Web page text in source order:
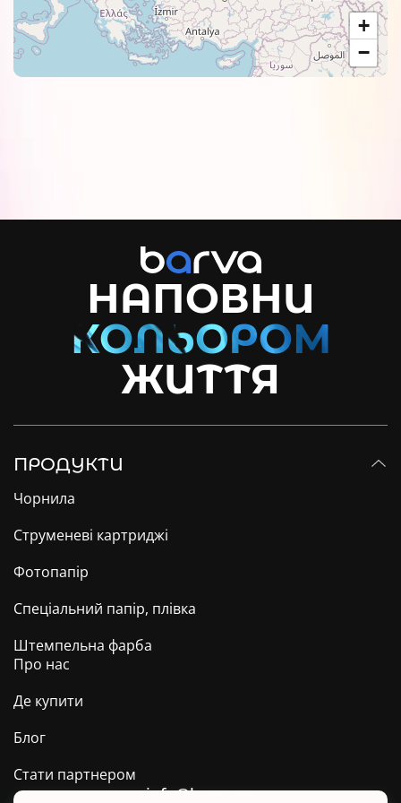
+
−
НАПОВНИ
ЖИТТЯ
ПРОДУКТИ
Чорнила
Струменеві картриджі
Фотопапір
Спеціальний папір, плівка
Штемпельна фарба
Про нас
Де купити
Блог
Стати партнером
info@barva.ua